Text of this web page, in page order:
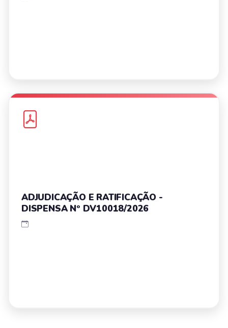
ADJUDICAÇÃO E RATIFICAÇÃO -
DISPENSA Nº DV10018/2026